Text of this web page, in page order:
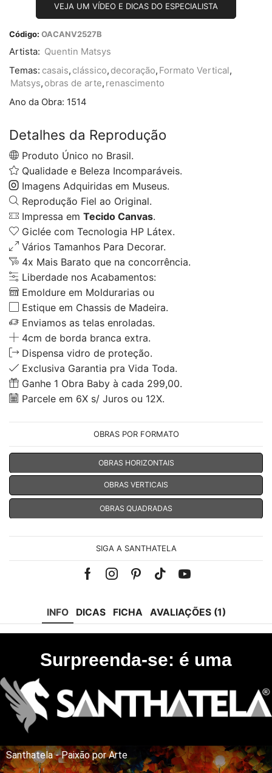
VEJA UM VÍDEO E DICAS DO ESPECIALISTA
Código: OACANV2527B
Artista: Quentin Matsys
Temas: casais, clássico, decoração, Formato Vertical,
Matsys, obras de arte, renascimento
Ano da Obra: 1514
Detalhes da Reprodução
Produto Único no Brasil.
Qualidade e Beleza Incomparáveis.
Imagens Adquiridas em Museus.
Reprodução Fiel ao Original.
Impressa em Tecido Canvas.
Giclée com Tecnologia HP Látex.
Vários Tamanhos Para Decorar.
4x Mais Barato que na concorrência.
Liberdade nos Acabamentos:
Emoldure em Moldurarias ou
Estique em Chassis de Madeira.
Enviamos as telas enroladas.
4cm de borda branca extra.
Dispensa vidro de proteção.
Exclusiva Garantia pra Vida Toda.
Ganhe 1 Obra Baby à cada 299,00.
Parcele em 6X s/ Juros ou 12X.
OBRAS POR FORMATO
OBRAS HORIZONTAIS
OBRAS VERTICAIS
OBRAS QUADRADAS
SIGA A SANTHATELA
Facebook
Instagram
Pinterest
Tik-Youtube
INFO DICAS FICHA AVALIAÇÕES (1)
Surpreenda-se: é uma
Santhatela - Paixão por Arte